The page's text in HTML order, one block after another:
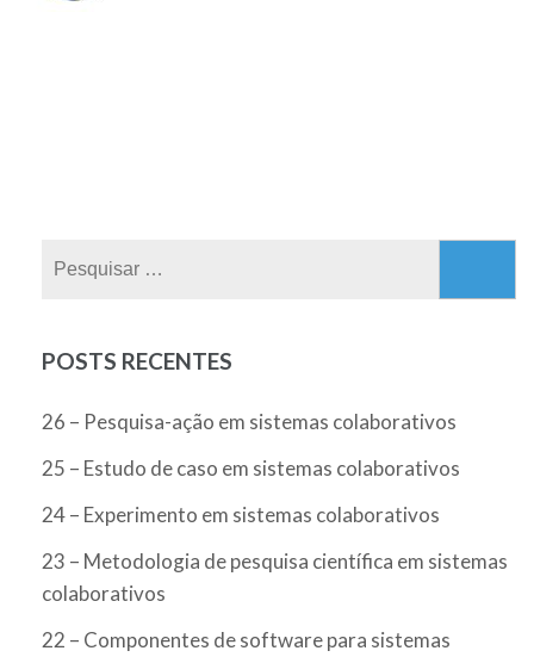
POSTS RECENTES
26 – Pesquisa-ação em sistemas colaborativos
25 – Estudo de caso em sistemas colaborativos
24 – Experimento em sistemas colaborativos
23 – Metodologia de pesquisa científica em sistemas
colaborativos
22 – Componentes de software para sistemas